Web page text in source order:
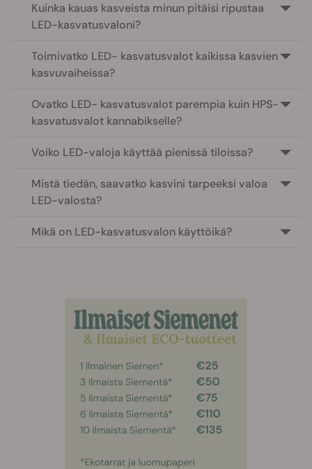
Kuinka kauas kasveista minun pitäisi ripustaa
LED-kasvatusvaloni?
Toimivatko LED- kasvatusvalot kaikissa kasvien
kasvuvaiheissa?
Ovatko LED- kasvatusvalot parempia kuin HPS-
kasvatusvalot kannabikselle?
Voiko LED-valoja käyttää pienissä tiloissa?
Mistä tiedän, saavatko kasvini tarpeeksi valoa
LED-valosta?
Mikä on LED-kasvatusvalon käyttöikä?